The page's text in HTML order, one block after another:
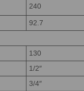
240
92.7
130
1/2″
3/4″